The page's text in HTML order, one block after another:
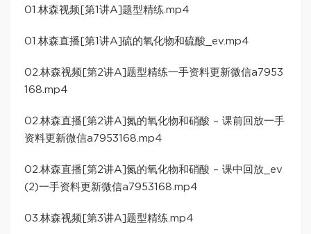
01.林森视频[第1讲A]题型精练.mp4
01.林森直播[第1讲A]硫的氧化物和硫酸_ev.mp4
02.林森视频[第2讲A]题型精练一手资料更新微信a7953
168.mp4
02.林森直播[第2讲A]氮的氧化物和硝酸 – 课前回放一手
资料更新微信a7953168.mp4
02.林森直播[第2讲A]氮的氧化物和硝酸 – 课中回放_ev
(2)一手资料更新微信a7953168.mp4
03.林森视频[第3讲A]题型精练.mp4